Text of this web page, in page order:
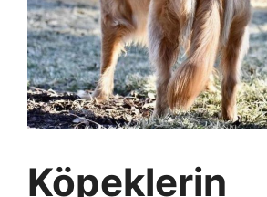
Köpeklerin